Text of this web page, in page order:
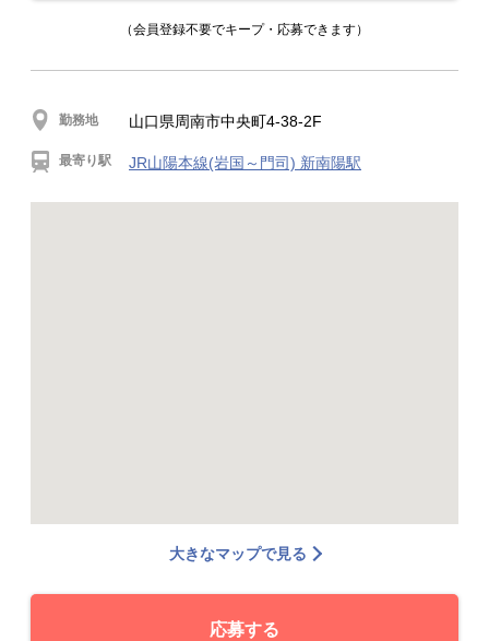
（会員登録不要でキープ・応募できます）
勤務地 山口県周南市中央町4-38-2F
最寄り駅 JR山陽本線(岩国～門司) 新南陽駅
大きなマップで見る
応募する